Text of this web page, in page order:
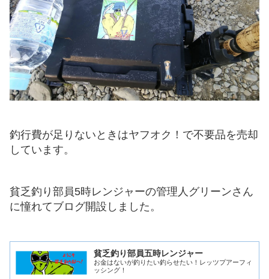
釣行費が足りないときはヤフオク！で不要品を売却
しています。
貧乏釣り部員5時レンジャーの管理人グリーンさん
に憧れてブログ開設しました。
貧乏釣り部員五時レンジャー
お金はないが釣りたい釣らせたい！レッツプアーフィ
ッシング！